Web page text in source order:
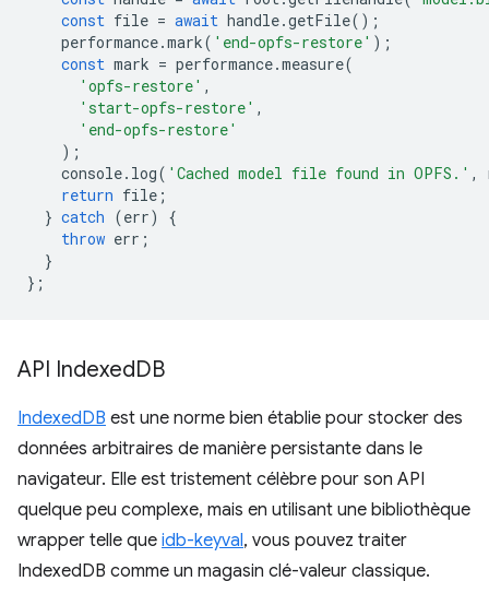
const file = await handle.getFile();
performance.mark( 'end-opfs-restore' );
const mark = performance.measure(
'opfs-restore' ,
'start-opfs-restore' ,
'end-opfs-restore'
);
console. log( 'Cached model file found in OPFS.' ,
return file ;
} catch (err)
{
throw err ;
}
};
API IndexedDB
IndexedDB est une norme bien établie pour stocker des
données arbitraires de manière persistante dans le
navigateur. Elle est tristement célèbre pour son API
quelque peu complexe, mais en utilisant une bibliothèque
wrapper telle que idb-keyval, vous pouvez traiter
IndexedDB comme un magasin clé-valeur classique.